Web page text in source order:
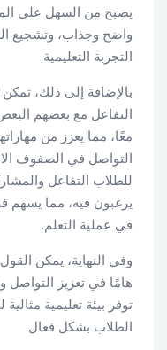
يصبح من السهل على
واضح وجذاب، وتشجيع
التجربة التعليمية.
بالإضافة إلى ذلك،
التفاعل مع بعضهم
معًا، مما يعزز من
التواصل في الصفوف
للطلاب التفاعل
يرغبون فيه، مما يسهم
في عملية التعلم.
وفي النهاية، يمكن
هامًا في تعزيز التواصل
توفر بيئة تعليمية
الطلاب بشكل فعال.